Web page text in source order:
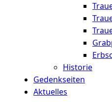
Historie
Gedenkseiten
Aktuelles